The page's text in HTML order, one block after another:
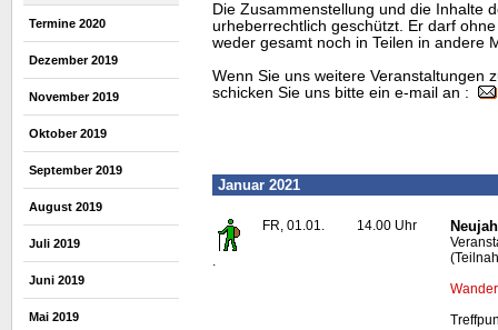
Termine 2020
Dezember 2019
November 2019
Oktober 2019
September 2019
August 2019
Juli 2019
Juni 2019
Mai 2019
Die Zusammenstellung und die Inhalte
urheberrechtlich geschützt. Er darf
weder gesamt noch in Teilen in andere
Wenn Sie uns weitere Veranstaltungen
schicken Sie uns bitte ein e-mail an :
Januar 2021
.
FR, 01.01. 14.00 Uhr